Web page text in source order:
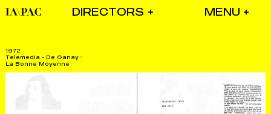
DIRECTORS
1972
Telemedia - De Ganay :
La Bonne Moyenne